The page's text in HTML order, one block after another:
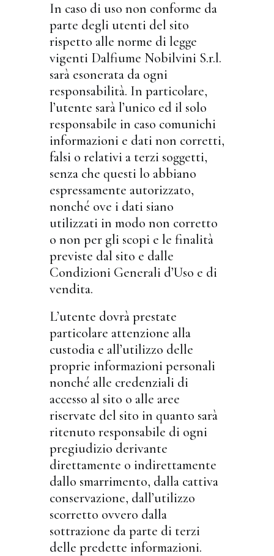
In caso di uso non conforme da
parte degli utenti del sito
rispetto alle norme di legge
vigenti Dalfiume Nobilvini S.r.l.
sarà esonerata da ogni
responsabilità. In particolare,
l’utente sarà l’unico ed il solo
responsabile in caso comunichi
informazioni e dati non corretti,
falsi o relativi a terzi soggetti,
senza che questi lo abbiano
espressamente autorizzato,
nonché ove i dati siano
utilizzati in modo non corretto
o non per gli scopi e le finalità
previste dal sito e dalle
Condizioni Generali d’Uso e di
vendita.
L’utente dovrà prestate
particolare attenzione alla
custodia e all’utilizzo delle
proprie informazioni personali
nonché alle credenziali di
accesso al sito o alle aree
riservate del sito in quanto sarà
ritenuto responsabile di ogni
pregiudizio derivante
direttamente o indirettamente
dallo smarrimento, dalla cattiva
conservazione, dall’utilizzo
scorretto ovvero dalla
sottrazione da parte di terzi
delle predette informazioni.